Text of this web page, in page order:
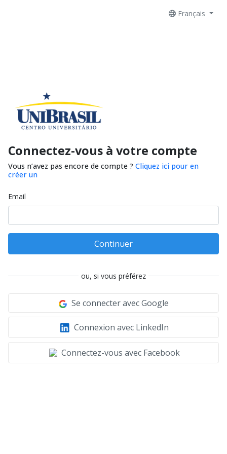
Français
Connectez-vous à votre compte
Vous n’avez pas encore de compte ? Cliquez ici pour en
créer un
Email
Continuer
ou, si vous préférez
Se connecter avec Google
Connexion avec LinkedIn
Connectez-vous avec Facebook